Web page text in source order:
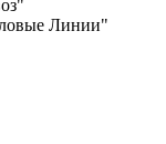
Линии"